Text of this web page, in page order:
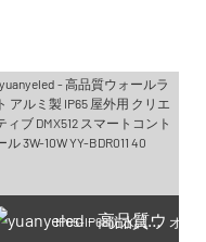
IP65-IP68防水試験生産